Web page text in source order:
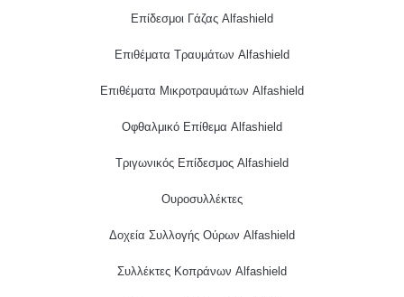
Επίδεσμοι Γάζας Alfashield
Επιθέματα Τραυμάτων Alfashield
Επιθέματα Μικροτραυμάτων Alfashield
Οφθαλμικό Eπίθεμα Alfashield
Τριγωνικός Επίδεσμος Alfashield
Ουροσυλλέκτες
Δοχεία Συλλογής Ούρων Alfashield
Συλλέκτες Κοπράνων Alfashield